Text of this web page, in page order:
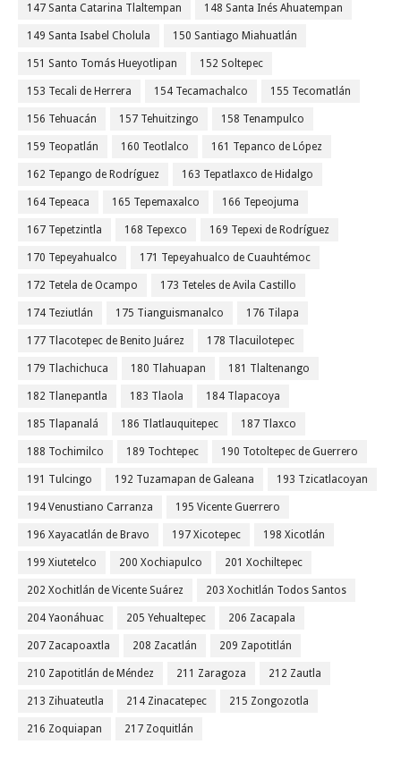
147 Santa Catarina Tlaltempan 148 Santa Inés Ahuatempan
149 Santa Isabel Cholula 150 Santiago Miahuatlán
151 Santo Tomás Hueyotlipan 152 Soltepec
153 Tecali de Herrera 154 Tecamachalco 155 Tecomatlán
156 Tehuacán 157 Tehuitzingo 158 Tenampulco
159 Teopatlán 160 Teotlalco 161 Tepanco de López
162 Tepango de Rodríguez 163 Tepatlaxco de Hidalgo
164 Tepeaca 165 Tepemaxalco 166 Tepeojuma
167 Tepetzintla 168 Tepexco 169 Tepexi de Rodríguez
170 Tepeyahualco 171 Tepeyahualco de Cuauhtémoc
172 Tetela de Ocampo 173 Teteles de Avila Castillo
174 Teziutlán 175 Tianguismanalco 176 Tilapa
177 Tlacotepec de Benito Juárez 178 Tlacuilotepec
179 Tlachichuca 180 Tlahuapan 181 Tlaltenango
182 Tlanepantla 183 Tlaola 184 Tlapacoya
185 Tlapanalá 186 Tlatlauquitepec 187 Tlaxco
188 Tochimilco 189 Tochtepec 190 Totoltepec de Guerrero
191 Tulcingo 192 Tuzamapan de Galeana 193 Tzicatlacoyan
194 Venustiano Carranza 195 Vicente Guerrero
196 Xayacatlán de Bravo 197 Xicotepec 198 Xicotlán
199 Xiutetelco 200 Xochiapulco 201 Xochiltepec
202 Xochitlán de Vicente Suárez 203 Xochitlán Todos Santos
204 Yaonáhuac 205 Yehualtepec 206 Zacapala
207 Zacapoaxtla 208 Zacatlán 209 Zapotitlán
210 Zapotitlán de Méndez 211 Zaragoza 212 Zautla
213 Zihuateutla 214 Zinacatepec 215 Zongozotla
216 Zoquiapan 217 Zoquitlán